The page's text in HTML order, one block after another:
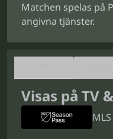
Matchen spelas på
angivna tjänster.
Visas på TV